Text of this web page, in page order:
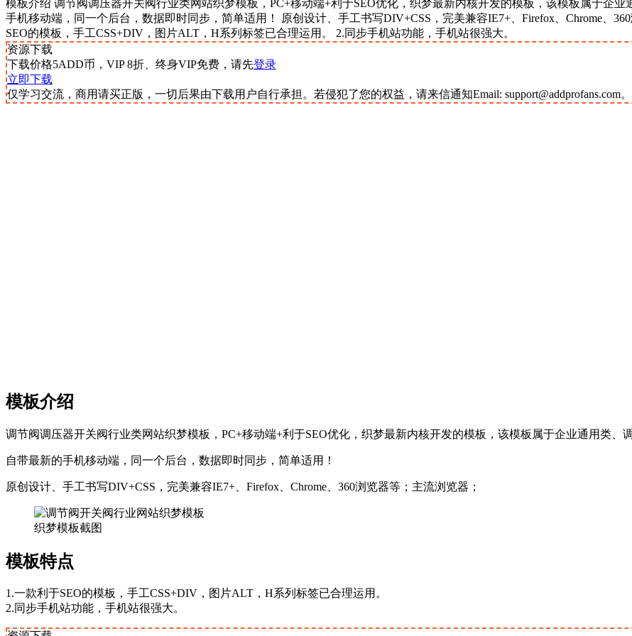
模板介绍 调节阀调压器开关阀行业类网站织梦模板，PC+移动端+利于SEO优化，织梦最新内核开发的模板，该模板属于企
手机移动端，同一个后台，数据即时同步，简单适用！ 原创设计、手工书写DIV+CSS，完美兼容IE7+、Firefox、Chrome、
SEO的模板，手工CSS+DIV，图片ALT，H系列标签已合理运用。 2.同步手机站功能，手机站很强大。
资源下载
下载价格5ADD币，VIP 8折、终身VIP免费，请先登录
立即下载
仅学习交流，商用请买正版，一切后果由下载用户自行承担。若侵犯了您的权益，请来信通知Email: support@addprofans.com
模板介绍
调节阀调压器开关阀行业类网站织梦模板，PC+移动端+利于SEO优化，织梦最新内核开发的模板，该模板属于企业通用类、
自带最新的手机移动端，同一个后台，数据即时同步，简单适用！
原创设计、手工书写DIV+CSS，完美兼容IE7+、Firefox、Chrome、360浏览器等；主流浏览器；
织梦模板截图
模板特点
1.一款利于SEO的模板，手工CSS+DIV，图片ALT，H系列标签已合理运用。
2.同步手机站功能，手机站很强大。